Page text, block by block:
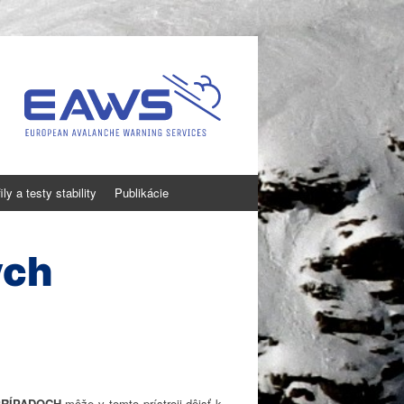
a testy stability Publikácie